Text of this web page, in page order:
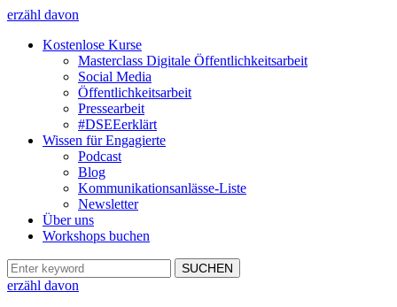
erzähl davon
Kostenlose Kurse
Masterclass Digitale Öffentlichkeitsarbeit
Social Media
Öffentlichkeitsarbeit
Pressearbeit
#DSEEerklärt
Wissen für Engagierte
Podcast
Blog
Kommunikationsanlässe-Liste
Newsletter
Über uns
Workshops buchen
erzähl davon